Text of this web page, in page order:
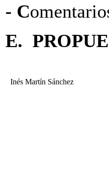
- C
E.
Inés Martín Sánchez